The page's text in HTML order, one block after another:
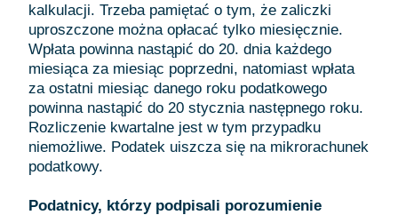
kalkulacji. Trzeba pamiętać o tym, że zaliczki
uproszczone można opłacać tylko miesięcznie.
Wpłata powinna nastąpić do 20. dnia każdego
miesiąca za miesiąc poprzedni, natomiast wpłata
za ostatni miesiąc danego roku podatkowego
powinna nastąpić do 20 stycznia następnego roku.
Rozliczenie kwartalne jest w tym przypadku
niemożliwe. Podatek uiszcza się na mikrorachunek
podatkowy.
Podatnicy, którzy podpisali porozumienie